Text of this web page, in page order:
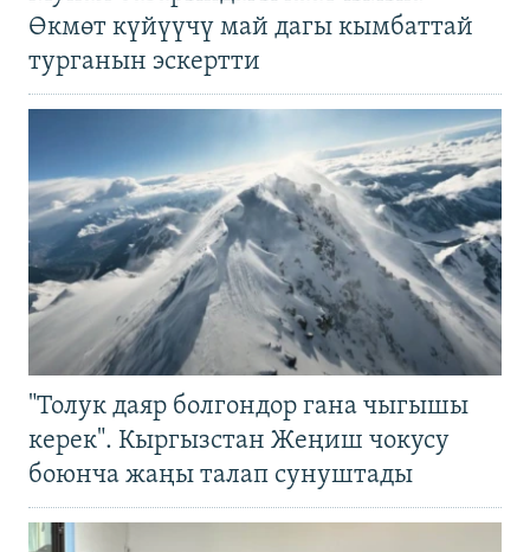
Өкмөт күйүүчү май дагы кымбаттай
турганын эскертти
"Толук даяр болгондор гана чыгышы
керек". Кыргызстан Жеңиш чокусу
боюнча жаңы талап сунуштады